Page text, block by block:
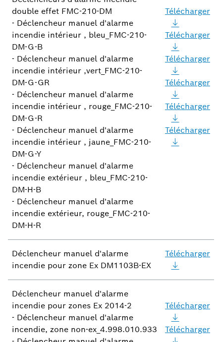
double effet FMC-210-DM
- Déclencheur manuel d'alarme
incendie intérieur , bleu_FMC-210-
DM-G-B
- Déclencheur manuel d'alarme
incendie intérieur ,vert_FMC-210-
DM-G-GR
- Déclencheur manuel d'alarme
incendie intérieur , rouge_FMC-210-
DM-G-R
- Déclencheur manuel d'alarme
incendie intérieur , jaune_FMC-210-
DM-G-Y
- Déclencheur manuel d'alarme
incendie extérieur , bleu_FMC-210-
DM-H-B
- Déclencheur manuel d'alarme
incendie extérieur, rouge_FMC-210-
DM-H-R
Télécharger
Télécharger
Télécharger
Télécharger
Télécharger
Télécharger
Déclencheur manuel d'alarme
incendie pour zone Ex DM1103B-EX
Télécharger
Déclencheur manuel d'alarme
incendie pour zones Ex 2014-2
- Déclencheur manuel d'alarme
incendie, zone non-ex_4.998.010.933
Télécharger
Télécharger